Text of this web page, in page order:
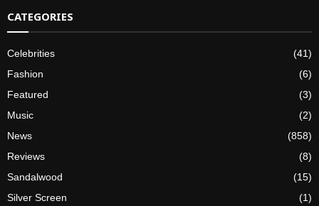
CATEGORIES
Celebrities
(41)
Fashion
(6)
Featured
(3)
Music
(2)
News
(858)
Reviews
(8)
Sandalwood
(15)
Silver Screen
(1)